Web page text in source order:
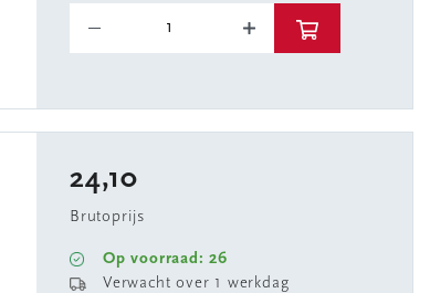
24,10
Brutoprijs
Op voorraad: 26
Verwacht over 1 werkdag